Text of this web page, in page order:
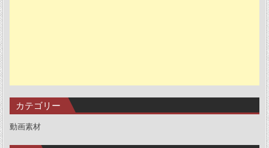
カテゴリー
動画素材